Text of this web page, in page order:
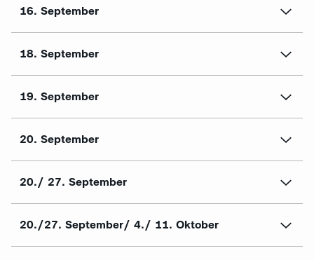
16. September
18. September
19. September
20. September
20./ 27. September
20./27. September/ 4./ 11. Oktober